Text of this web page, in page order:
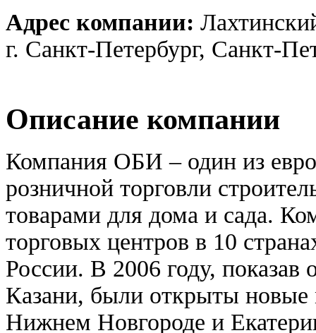
Адрес компании:
г. Санкт-Петербург, Санкт-
Описание компании
Компания ОБИ – один из
розничной торговли
товарами для дома и сада.
торговых центров в 10
России. В 2006 году,
Казани, были открыты
Нижнем Новгороде и